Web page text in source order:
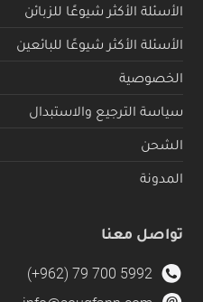
الأسئلة الأكثر شيوعًا للزبائن
الأسئلة الأكثر شيوعًا للبائعين
الخصوصية
سياسة الترجيع والاستبدال
الشحن
المدونة
تواصل معنا
(+962) 79 700 5992